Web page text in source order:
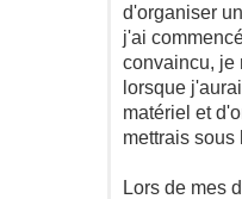
d'organiser
j'ai
convaincu, je
lorsque
matériel et
mettrais sous
Lors de mes